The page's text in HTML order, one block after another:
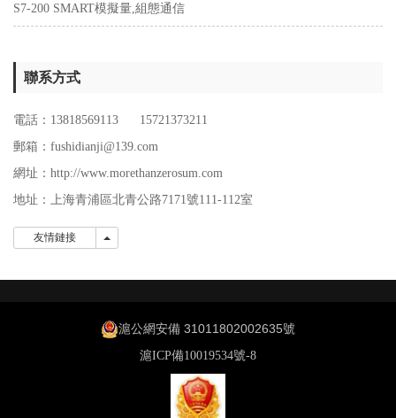
S7-200 SMART模擬量,組態通信
聯系方式
電話：13818569113 15721373211
郵箱：fushidianji@139.com
網址：http://www.morethanzerosum.com
地址：
上海青浦區北青公路7171號111-112室
友情鏈接 友情鏈接
滬公網安備 31011802002635號
滬ICP備10019534號-8